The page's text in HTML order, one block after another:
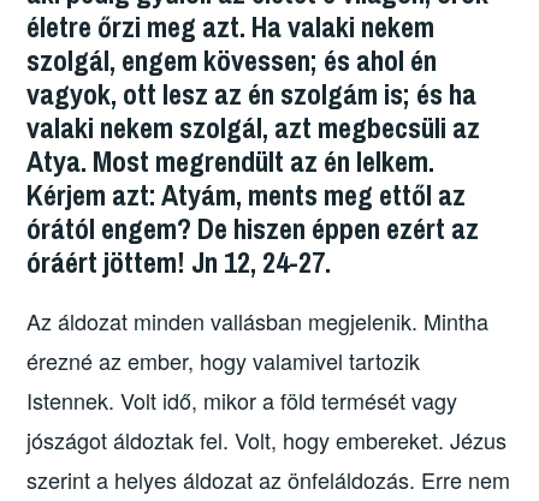
életre őrzi meg azt. Ha valaki nekem
szolgál, engem kövessen; és ahol én
vagyok, ott lesz az én szolgám is; és ha
valaki nekem szolgál, azt megbecsüli az
Atya. Most megrendült az én lelkem.
Kérjem azt: Atyám, ments meg ettől az
órától engem? De hiszen éppen ezért az
óráért jöttem! Jn 12, 24-27.
Az áldozat minden vallásban megjelenik. Mintha
érezné az ember, hogy valamivel tartozik
Istennek. Volt idő, mikor a föld termését vagy
jószágot áldoztak fel. Volt, hogy embereket. Jézus
szerint a helyes áldozat az önfeláldozás. Erre nem